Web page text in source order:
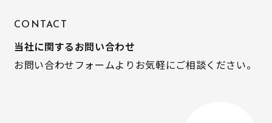
CONTACT
当社に関するお問い合わせ
お問い合わせフォームよりお気軽にご相談ください。